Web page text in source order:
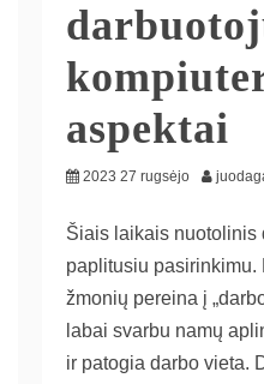
aspektai
2023 27 rugsėjo
Šiais laikais nuotolinis
paplitusiu
žmonių pereina į
labai svarbu namų
ir patogia darbo vieta.